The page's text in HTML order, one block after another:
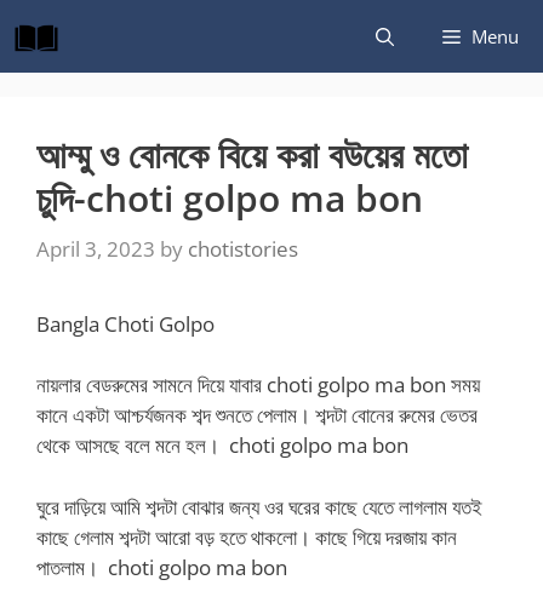
to
content
Menu
আম্মু ও বোনকে বিয়ে করা বউয়ের মতো
চুদি-choti golpo ma bon
April 3, 2023 by chotistories
Bangla Choti Golpo
নায়লার বেডরুমের সামনে দিয়ে যাবার choti golpo ma bon সময়
কানে একটা আশ্চর্যজনক শব্দ শুনতে পেলাম। শব্দটা বোনের রুমের ভেতর
থেকে আসছে বলে মনে হল। choti golpo ma bon
ঘুরে দাড়িয়ে আমি শব্দটা বোঝার জন্য ওর ঘরের কাছে যেতে লাগলাম যতই
কাছে গেলাম শব্দটা আরো বড় হতে থাকলো। কাছে গিয়ে দরজায় কান
পাতলাম। choti golpo ma bon